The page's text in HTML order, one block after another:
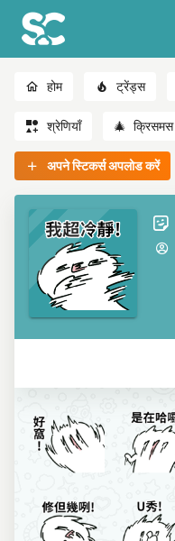
होम ट्रेंड्स
श्रेणियाँ 🎄 क्रिसमस
अपने स्टिकर्स अपलोड करें